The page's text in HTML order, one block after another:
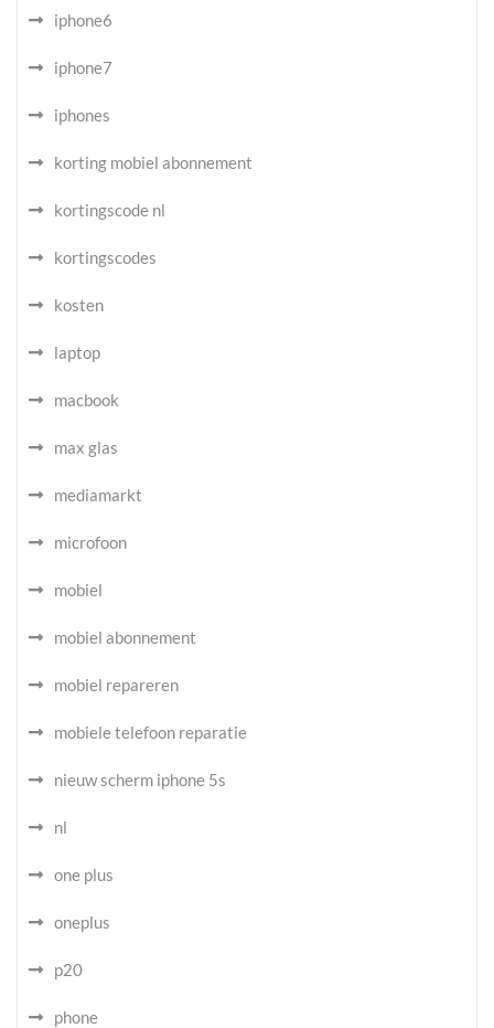
iphone6
iphone7
iphones
korting mobiel abonnement
kortingscode nl
kortingscodes
kosten
laptop
macbook
max glas
mediamarkt
microfoon
mobiel
mobiel abonnement
mobiel repareren
mobiele telefoon reparatie
nieuw scherm iphone 5s
nl
one plus
oneplus
p20
phone